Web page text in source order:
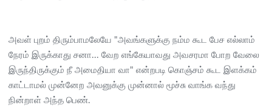
அவள் புறம் திரும்பாமலேயே "அவங்களுக்கு நம்ம கூட பேச எல்லாம்
நேரம் இருக்காது சனா... வேற எங்கேயாவது அவசரமா போற வேலை
இருந்திருக்கும் நீ அமைதியா வா" என்றபடி கொஞ்சம் கூட இளக்கம்
காட்டாமல் முன்னேற அவனுக்கு முன்னால் மூச்சு வாங்க வந்து
நின்றாள் அந்த பெண்.